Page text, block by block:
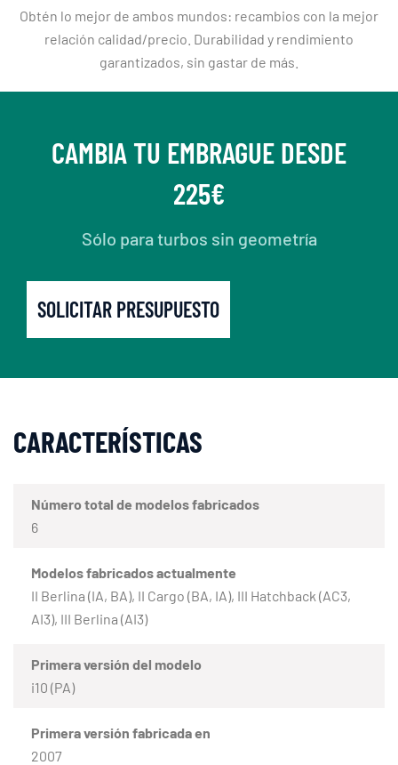
Obtén lo mejor de ambos mundos: recambios con la mejor
relación calidad/precio. Durabilidad y rendimiento
garantizados, sin gastar de más.
CAMBIA TU EMBRAGUE DESDE
225€
Sólo para turbos sin geometría
SOLICITAR PRESUPUESTO
CARACTERÍSTICAS
Número total de modelos fabricados
6
Modelos fabricados actualmente
II Berlina (IA, BA), II Cargo (BA, IA), III Hatchback (AC3,
AI3), III Berlina (AI3)
Primera versión del modelo
i10 (PA)
Primera versión fabricada en
2007